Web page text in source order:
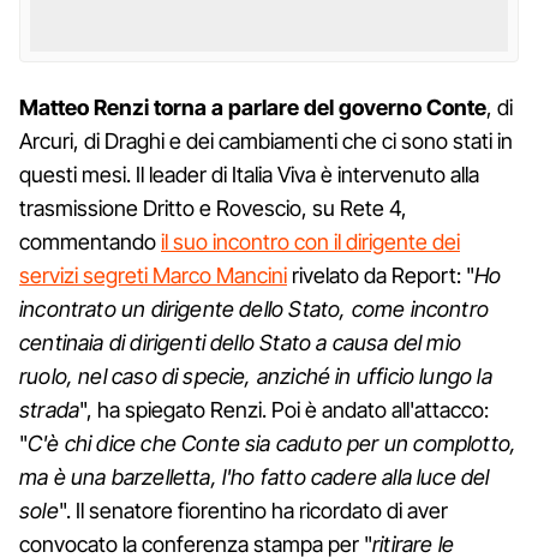
Matteo Renzi torna a parlare del governo Conte, di
Arcuri, di Draghi e dei cambiamenti che ci sono stati in
questi mesi. Il leader di Italia Viva è intervenuto alla
trasmissione Dritto e Rovescio, su Rete 4,
commentandoil suo incontro con il dirigente dei
servizi segreti Marco Mancini rivelato da Report: "Ho
incontrato un dirigente dello Stato, come incontro
centinaia di dirigenti dello Stato a causa del mio
ruolo, nel caso di specie, anziché in ufficio lungo la
strada", ha spiegato Renzi. Poi è andato all'attacco:
"C'è chi dice che Conte sia caduto per un complotto,
ma è una barzelletta, l'ho fatto cadere alla luce del
sole". Il senatore fiorentino ha ricordato di aver
convocato la conferenza stampa per "ritirare le